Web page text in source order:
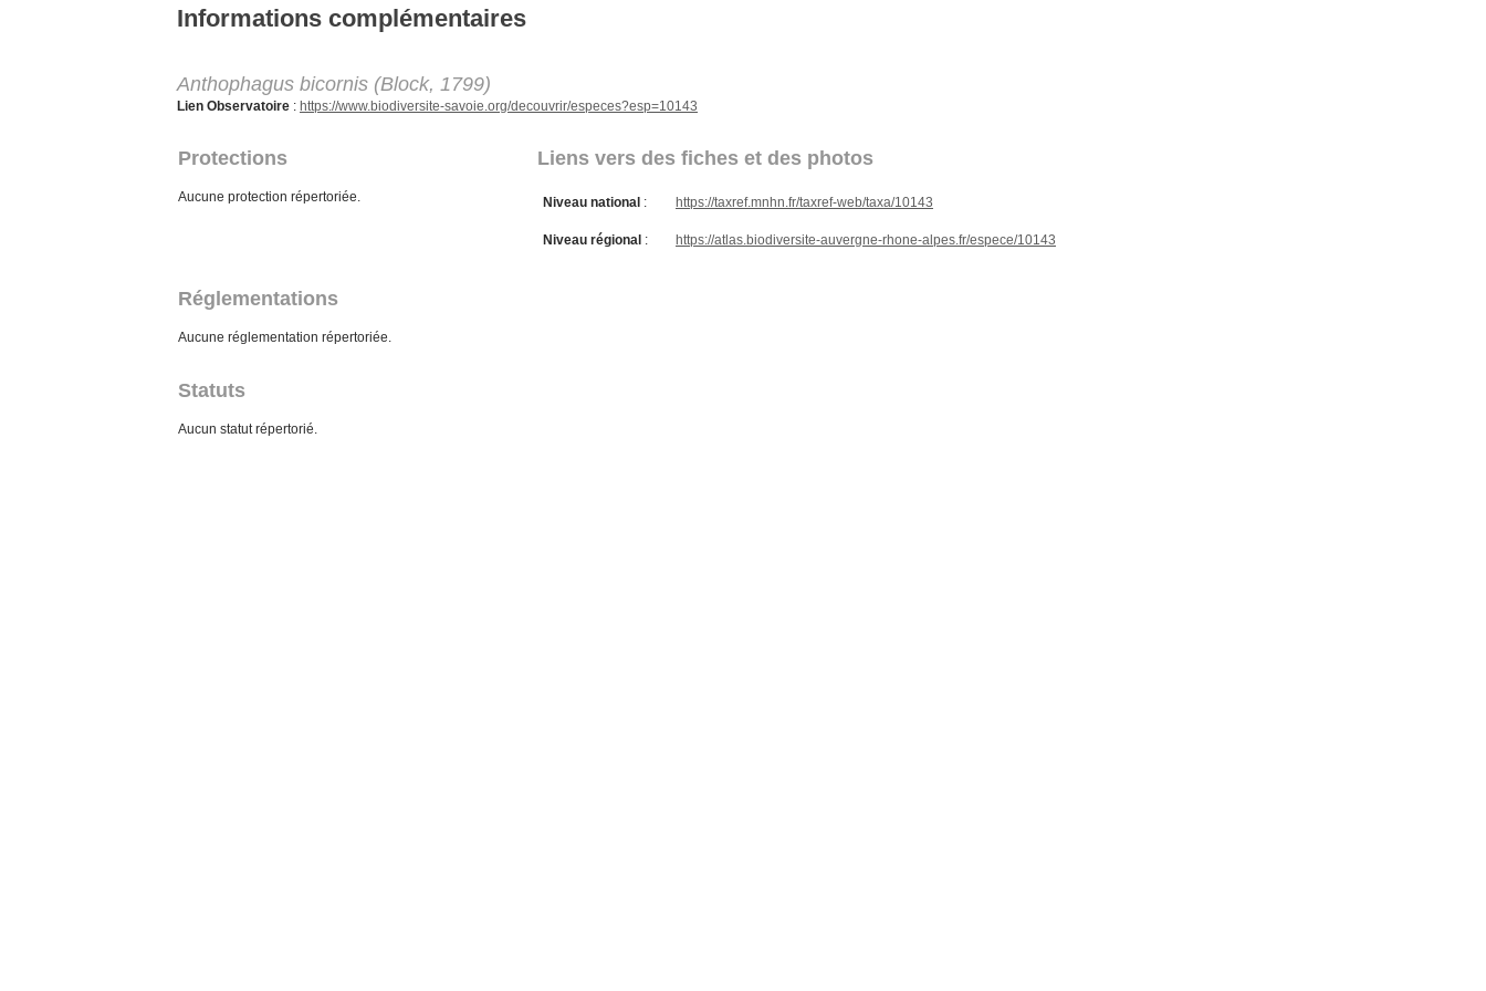
Informations complémentaires
Anthophagus bicornis (Block, 1799)
Lien Observatoire : https://www.biodiversite-savoie.org/decouvrir/especes?esp=10143
Protections Liens vers des fiches et des photos
Aucune protection répertoriée. Niveau national : https://taxref.mnhn.fr/taxref-web/taxa/10143
Niveau régional : https://atlas.biodiversite-auvergne-rhone-alpes.fr/espece/10143
Réglementations
Aucune réglementation répertoriée.
Statuts
Aucun statut répertorié.